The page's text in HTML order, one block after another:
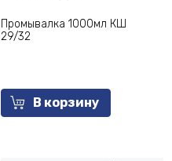
Промывалка 1000мл КШ
29/32
В корзину